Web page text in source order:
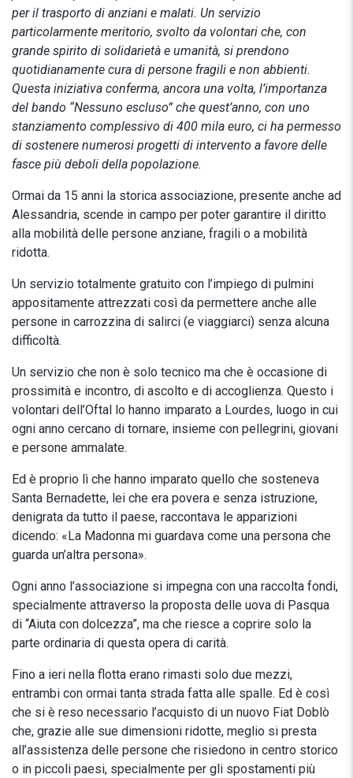
per il trasporto di anziani e malati. Un servizio
particolarmente meritorio, svolto da volontari che, con
grande spirito di solidarietà e umanità, si prendono
quotidianamente cura di persone fragili e non abbienti.
Questa iniziativa conferma, ancora una volta, l’importanza
del bando “Nessuno escluso” che quest’anno, con uno
stanziamento complessivo di 400 mila euro, ci ha permesso
di sostenere numerosi progetti di intervento a favore delle
fasce più deboli della popolazione.
Ormai da 15 anni la storica associazione, presente anche ad
Alessandria, scende in campo per poter garantire il diritto
alla mobilità delle persone anziane, fragili o a mobilità
ridotta.
Un servizio totalmente gratuito con l’impiego di pulmini
appositamente attrezzati così da permettere anche alle
persone in carrozzina di salirci (e viaggiarci) senza alcuna
difficoltà.
Un servizio che non è solo tecnico ma che è occasione di
prossimità e incontro, di ascolto e di accoglienza. Questo i
volontari dell’Oftal lo hanno imparato a Lourdes, luogo in cui
ogni anno cercano di tornare, insieme con pellegrini, giovani
e persone ammalate.
Ed è proprio lì che hanno imparato quello che sosteneva
Santa Bernadette, lei che era povera e senza istruzione,
denigrata da tutto il paese, raccontava le apparizioni
dicendo: «La Madonna mi guardava come una persona che
guarda un’altra persona».
Ogni anno l’associazione si impegna con una raccolta fondi,
specialmente attraverso la proposta delle uova di Pasqua
di “Aiuta con dolcezza”, ma che riesce a coprire solo la
parte ordinaria di questa opera di carità.
Fino a ieri nella flotta erano rimasti solo due mezzi,
entrambi con ormai tanta strada fatta alle spalle. Ed è così
che si è reso necessario l’acquisto di un nuovo Fiat Doblò
che, grazie alle sue dimensioni ridotte, meglio si presta
all’assistenza delle persone che risiedono in centro storico
o in piccoli paesi, specialmente per gli spostamenti più